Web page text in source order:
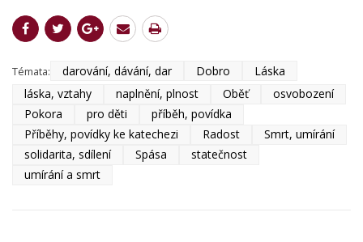
Témata: darování, dávání, dar Dobro
Láska
láska, vztahy
naplnění, plnost Oběť
osvobození
Pokora
pro děti
příběh, povídka
Příběhy, povídky ke katechezi
Radost
Smrt, umírání
solidarita, sdílení
Spása
statečnost
umírání a smrt